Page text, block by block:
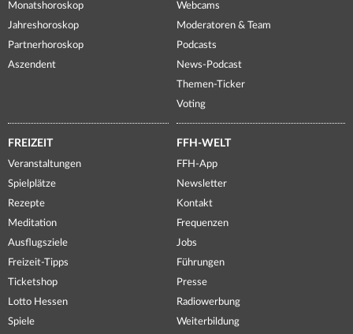
Monatshoroskop
Jahreshoroskop
Partnerhoroskop
Aszendent
Webcams
Moderatoren & Team
Podcasts
News-Podcast
Themen-Ticker
Voting
FREIZEIT
Veranstaltungen
Spielplätze
Rezepte
Meditation
Ausflugsziele
Freizeit-Tipps
Ticketshop
Lotto Hessen
Spiele
FFH-WELT
FFH-App
Newsletter
Kontakt
Frequenzen
Jobs
Führungen
Presse
Radiowerbung
Weiterbildung